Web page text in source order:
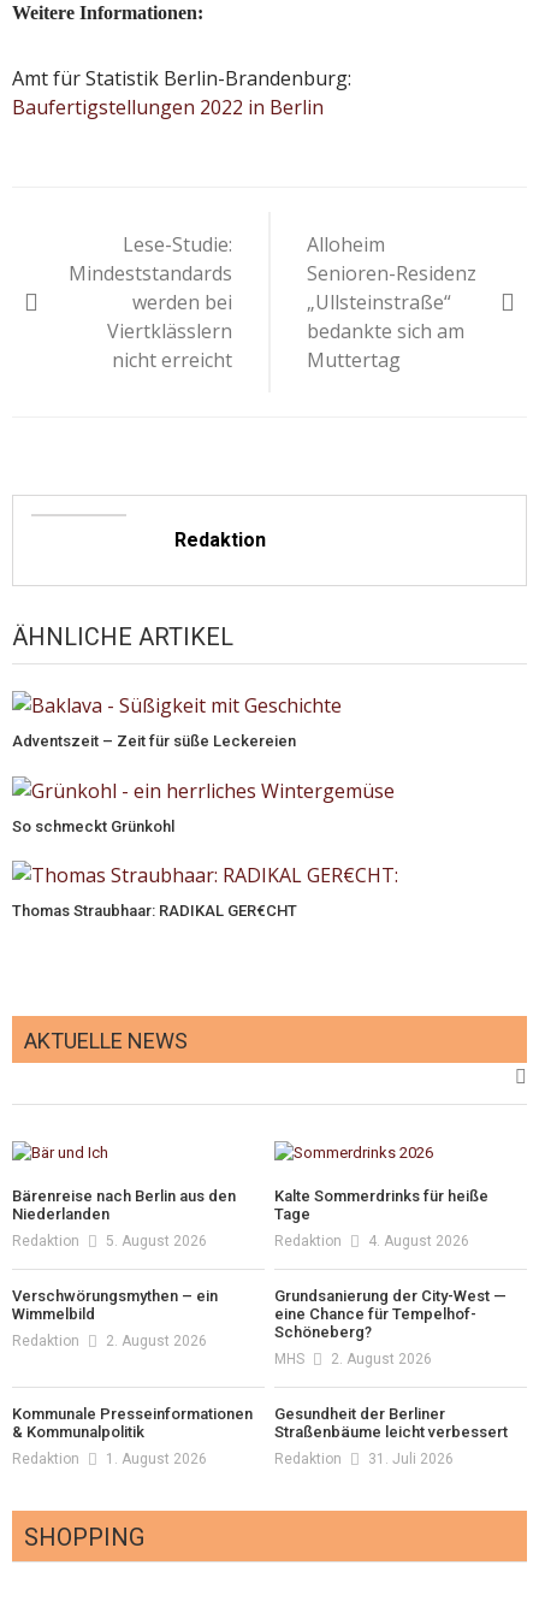
Weitere Informationen:
Amt für Statistik Berlin-Brandenburg:
Baufertigstellungen 2022 in Berlin
Lese-Studie:
Mindeststandards
werden bei
Viertklässlern
nicht erreicht
Alloheim
Senioren-Residenz
„Ullsteinstraße“
bedankte sich am
Muttertag
Redaktion
ÄHNLICHE ARTIKEL
Adventszeit – Zeit für süße Leckereien
So schmeckt Grünkohl
Thomas Straubhaar: RADIKAL GER€CHT
AKTUELLE NEWS
Bärenreise nach Berlin aus den
Niederlanden
Redaktion 5. August 2026
Kalte Sommerdrinks für heiße
Tage
Redaktion 4. August 2026
Verschwörungsmythen – ein
Wimmelbild
Redaktion 2. August 2026
Grundsanierung der City-West —
eine Chance für Tempelhof-
Schöneberg?
MHS 2. August 2026
Kommunale Presseinformationen
& Kommunalpolitik
Redaktion 1. August 2026
Gesundheit der Berliner
Straßenbäume leicht verbessert
Redaktion 31. Juli 2026
SHOPPING